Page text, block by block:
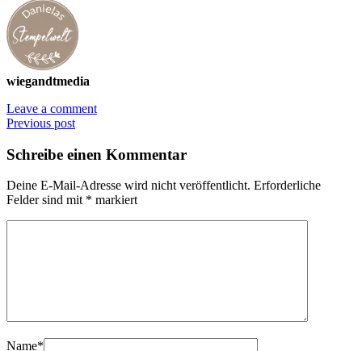
wiegandtmedia
Leave a comment
Previous post
Schreibe einen Kommentar
Deine E-Mail-Adresse wird nicht veröffentlicht. Erforderliche
Felder sind mit * markiert
Name*